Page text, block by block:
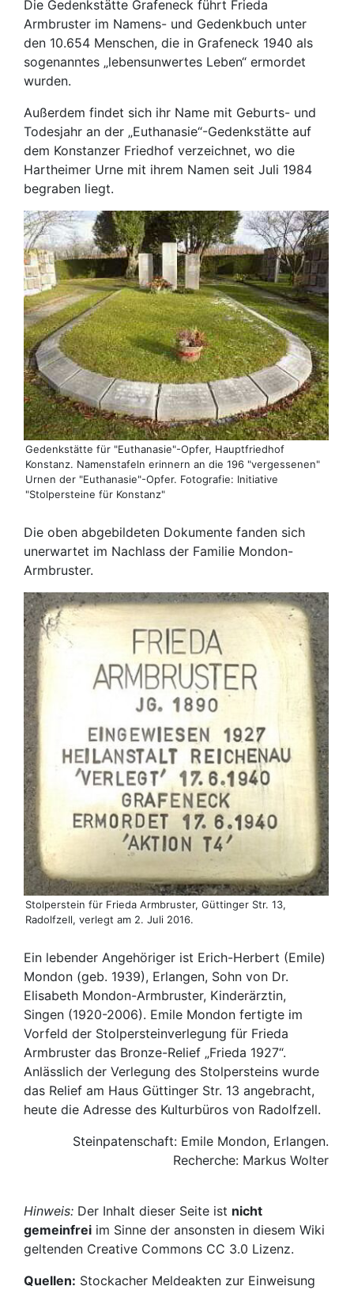
Die Gedenkstätte Grafeneck führt Frieda
Armbruster im Namens- und Gedenkbuch unter
den 10.654 Menschen, die in Grafeneck 1940 als
sogenanntes „lebensunwertes Leben“ ermordet
wurden.
Außerdem findet sich ihr Name mit Geburts- und
Todesjahr an der „Euthanasie“-Gedenkstätte auf
dem Konstanzer Friedhof verzeichnet, wo die
Hartheimer Urne mit ihrem Namen seit Juli 1984
begraben liegt.
Gedenkstätte für "Euthanasie"-Opfer, Hauptfriedhof
Konstanz. Namenstafeln erinnern an die 196 "vergessenen"
Urnen der "Euthanasie"-Opfer. Fotografie: Initiative
"Stolpersteine für Konstanz"
Die oben abgebildeten Dokumente fanden sich
unerwartet im Nachlass der Familie Mondon-
Armbruster.
Stolperstein für Frieda Armbruster, Güttinger Str. 13,
Radolfzell, verlegt am 2. Juli 2016.
Ein lebender Angehöriger ist Erich-Herbert (Emile)
Mondon (geb. 1939), Erlangen, Sohn von Dr.
Elisabeth Mondon-Armbruster, Kinderärztin,
Singen (1920-2006). Emile Mondon fertigte im
Vorfeld der Stolpersteinverlegung für Frieda
Armbruster das Bronze-Relief „Frieda 1927“.
Anlässlich der Verlegung des Stolpersteins wurde
das Relief am Haus Güttinger Str. 13 angebracht,
heute die Adresse des Kulturbüros von Radolfzell.
Steinpatenschaft: Emile Mondon, Erlangen.
Recherche: Markus Wolter
Hinweis: Der Inhalt dieser Seite ist nicht
gemeinfrei im Sinne der ansonsten in diesem Wiki
geltenden Creative Commons CC 3.0 Lizenz.
Quellen: Stockacher Meldeakten zur Einweisung